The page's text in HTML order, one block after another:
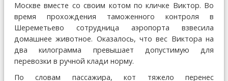
Москве вместе со своим котом по кличке Виктор. Во
время прохождения таможенного контроля в
Шереметьево сотрудница аэропорта взвесила
домашнее животное. Оказалось, что вес Виктора на
два килограмма превышает допустимую для
перевозки в ручной клади норму.
По словам пассажира, кот тяжело перенес